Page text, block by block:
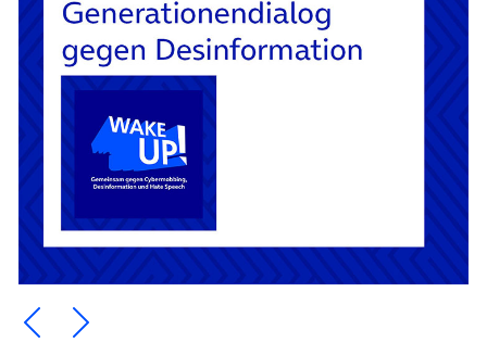
Ein Element zurück blättern
Ein Element weiter blättern